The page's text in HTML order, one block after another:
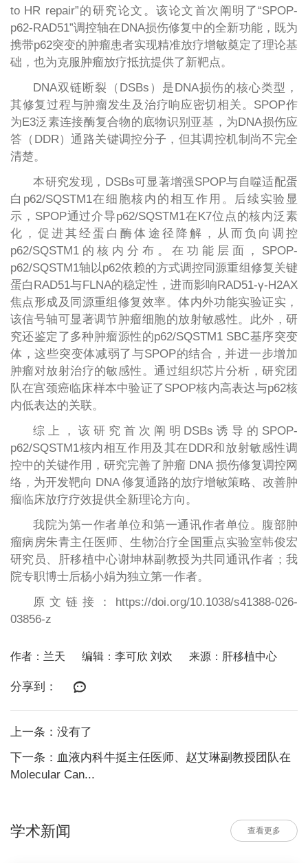
to HR repair”的研究论文。该论文首次阐明了“SPOP-
p62-RAD51”调控轴在DNA损伤修复中的全新功能，既为
携带p62突变的肿瘤患者实现精准放疗增敏奠定了理论基
础，也为克服肿瘤放疗抵抗提供了新靶点。
DNA双链断裂（DSBs）是DNA损伤的核心类型，
其修复过程与肿瘤发生及治疗响应密切相关。SPOP作
为E3泛素连接酶复合物的底物识别亚基，为DNA损伤应
答（DDR）通路关键调控分子，但其调控机制尚不完全
清楚。
本研究发现，DSBs可显著增强SPOP与自噬适配蛋
白p62/SQSTM1在细胞核内的相互作用。后续实验显
示，SPOP通过介导p62/SQSTM1在K7位点的核内泛素
化，促进其经蛋白酶体途径降解，从而负向调控
p62/SQSTM1的核内分布。在功能层面，SPOP-
p62/SQSTM1轴以p62依赖的方式调控同源重组修复关键
蛋白RAD51与FLNA的稳定性，进而影响RAD51-γ-H2AX
焦点形成及同源重组修复效率。体内外功能实验证实，
该信号轴可显著调节肿瘤细胞的放射敏感性。此外，研
究还鉴定了多种肿瘤源性的p62/SQSTM1 SBC基序突变
体，这些突变体减弱了与SPOP的结合，并进一步增加
肿瘤对放射治疗的敏感性。通过组织芯片分析，研究团
队在宫颈癌临床样本中验证了SPOP核内高表达与p62核
内低表达的关联。
综上，该研究首次阐明DSBs诱导的SPOP-
p62/SQSTM1核内相互作用及其在DDR和放射敏感性调
控中的关键作用，研究完善了肿瘤 DNA 损伤修复调控网
络，为开发靶向 DNA 修复通路的放疗增敏策略、改善肿
瘤临床放疗疗效提供全新理论方向。
我院为第一作者单位和第一通讯作者单位。腹部肿
瘤病房朱青主任医师、生物治疗全国重点实验室韩俊宏
研究员、肝移植中心谢坤林副教授为共同通讯作者；我
院专职博士后杨小娟为独立第一作者。
原文链接：https://doi.org/10.1038/s41388-026-
03856-z
作者：兰天 编辑：李可欣 刘欢 来源：肝移植中心
分享到：
上一条：没有了
下一条：血液内科牛挺主任医师、赵艾琳副教授团队在
Molecular Can...
学术新闻 查看更多